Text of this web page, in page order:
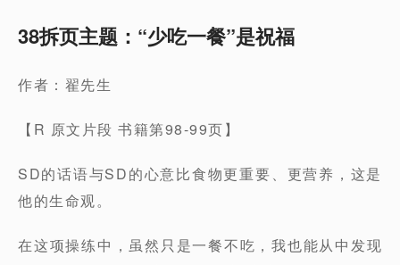
38拆页主题：“少吃一餐”是祝福
作者：翟先生
【R 原文片段 书籍第98-99页】
SD的话语与SD的心意比食物更重要、更营养，这是
他的生命观。
在这项操练中，虽然只是一餐不吃，我也能从中发现